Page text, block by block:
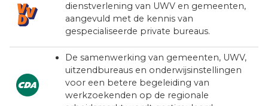
dienstverlening van UWV en gemeenten,
aangevuld met de kennis van
gespecialiseerde private bureaus.
De samenwerking van gemeenten, UWV,
uitzendbureaus en onderwijsinstellingen
voor een betere begeleiding van
werkzoekenden op de regionale